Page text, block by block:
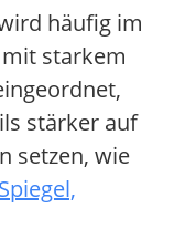
häufig im
starkem
stärker auf
setzen, wie
Spiegel,